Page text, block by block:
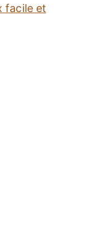
facile et